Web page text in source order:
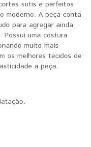
sutis e perfeitos
moderno. A peça conta
para agregar ainda
Possui uma costura
muito mais
os melhores tecidos de
a peça.